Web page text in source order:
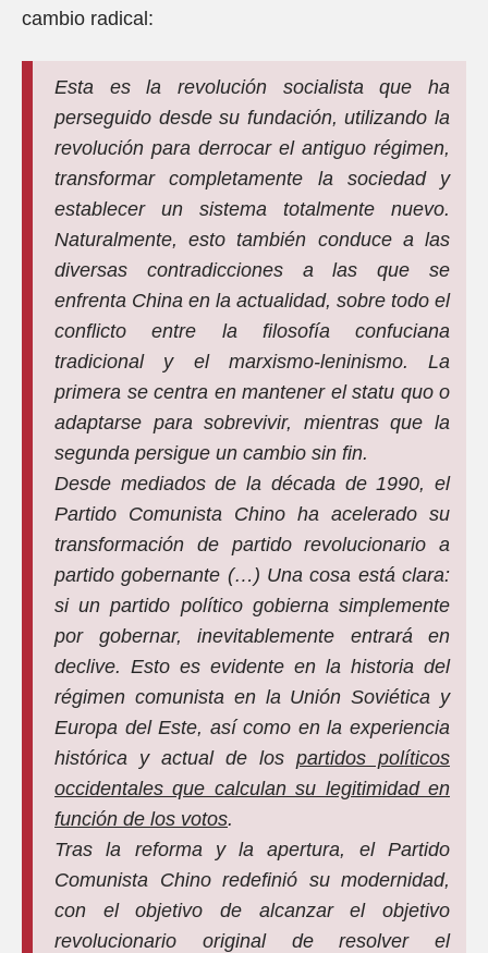
cambio radical:
Esta es la revolución socialista que ha
perseguido desde su fundación, utilizando la
revolución para derrocar el antiguo régimen,
transformar completamente la sociedad y
establecer un sistema totalmente nuevo.
Naturalmente, esto también conduce a las
diversas contradicciones a las que se
enfrenta China en la actualidad, sobre todo el
conflicto entre la filosofía confuciana
tradicional y el marxismo-leninismo. La
primera se centra en mantener el statu quo o
adaptarse para sobrevivir, mientras que la
segunda persigue un cambio sin fin.
Desde mediados de la década de 1990, el
Partido Comunista Chino ha acelerado su
transformación de partido revolucionario a
partido gobernante (…) Una cosa está clara:
si un partido político gobierna simplemente
por gobernar, inevitablemente entrará en
declive. Esto es evidente en la historia del
régimen comunista en la Unión Soviética y
Europa del Este, así como en la experiencia
histórica y actual de los partidos políticos
occidentales que calculan su legitimidad en
función de los votos.
Tras la reforma y la apertura, el Partido
Comunista Chino redefinió su modernidad,
con el objetivo de alcanzar el objetivo
revolucionario original de resolver el